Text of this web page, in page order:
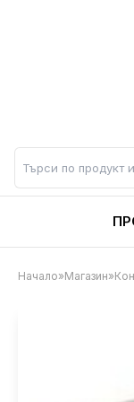
Начало»Магазин»